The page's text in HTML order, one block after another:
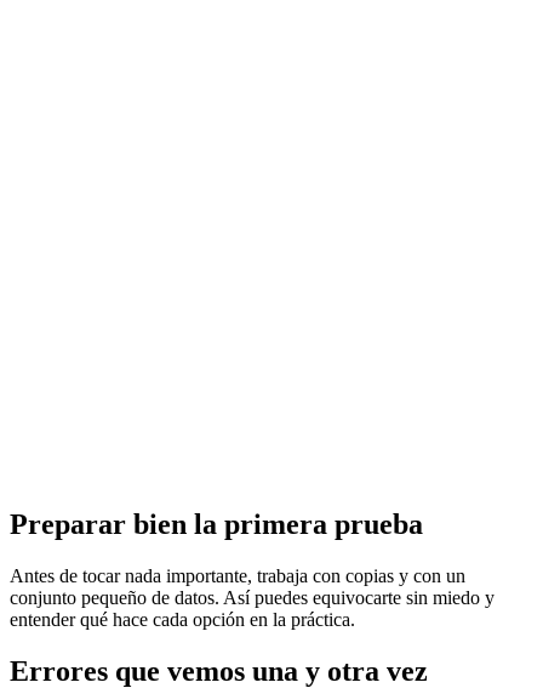
Preparar bien la primera prueba
Antes de tocar nada importante, trabaja con copias y con un
conjunto pequeño de datos. Así puedes equivocarte sin miedo y
entender qué hace cada opción en la práctica.
Errores que vemos una y otra vez